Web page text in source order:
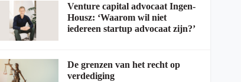
Venture capital advocaat Ingen-
Housz: ‘Waarom wil niet
iedereen startup advocaat zijn?’
De grenzen van het recht op
verdediging